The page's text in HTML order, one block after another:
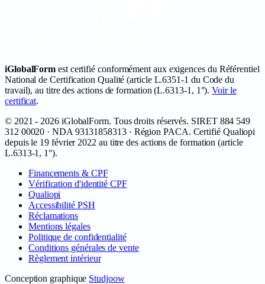
iGlobalForm est certifié conformément aux exigences du Référentiel
National de Certification Qualité (article L.6351-1 du Code du
travail), au titre des actions de formation (L.6313-1, 1°). Voir le
certificat.
© 2021 - 2026 iGlobalForm. Tous droits réservés. SIRET 884 549
312 00020 · NDA 93131858313· Région PACA. Certifié Qualiopi
depuis le 19 février 2022 au titre des actions de formation (article
L.6313-1, 1°).
Financements & CPF
Vérification d'identité CPF
Qualiopi
Accessibilité PSH
Réclamations
Mentions légales
Politique de confidentialité
Conditions générales de vente
Règlement intérieur
Conception graphique Studjoow